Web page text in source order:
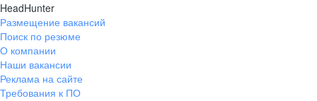
HeadHunter
Размещение вакансий
Поиск по резюме
О компании
Наши вакансии
Реклама на сайте
Требования к ПО